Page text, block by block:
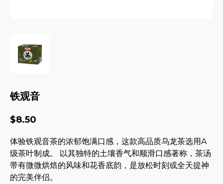
铁观音
$8.50
体验铁观音茶的浓郁饱满口感，这款高品质乌龙茶选用A
级茶叶制成。 以其独特的土壤香气和顺滑口感著称，茶汤
带有微微烘焙的风味和花香底韵，是放松时刻或全天提神
的完美伴侣。